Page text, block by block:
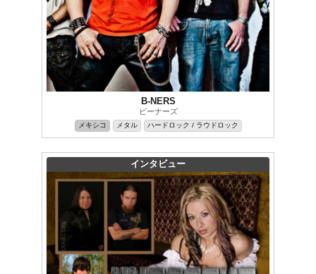
B-NERS
ビーナーズ
メキシコ メタル ハードロック / ラウドロック
インタビュー